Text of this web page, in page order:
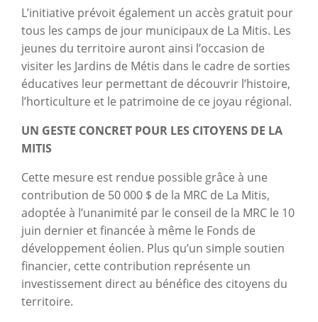
L’initiative prévoit également un accès gratuit pour
tous les camps de jour municipaux de La Mitis. Les
jeunes du territoire auront ainsi l’occasion de
visiter les Jardins de Métis dans le cadre de sorties
éducatives leur permettant de découvrir l’histoire,
l’horticulture et le patrimoine de ce joyau régional.
UN GESTE CONCRET POUR LES CITOYENS DE LA
MITIS
Cette mesure est rendue possible grâce à une
contribution de 50 000 $ de la MRC de La Mitis,
adoptée à l’unanimité par le conseil de la MRC le 10
juin dernier et financée à même le Fonds de
développement éolien. Plus qu’un simple soutien
financier, cette contribution représente un
investissement direct au bénéfice des citoyens du
territoire.